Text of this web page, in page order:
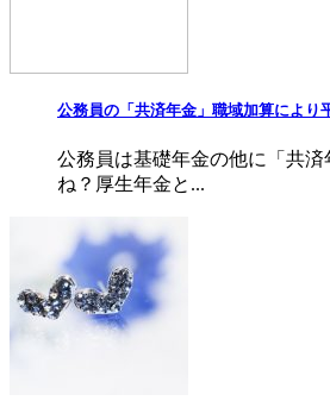
公務員の「共済年金」職域加算により
公務員は基礎年金の他に「共
ね？厚生年金と...